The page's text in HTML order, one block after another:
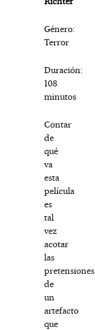
Género:
Terror
Duración:
108
minutos
Contar
de
qué
va
esta
película
es
tal
vez
acotar
las
pretensiones
de
un
artefacto
que